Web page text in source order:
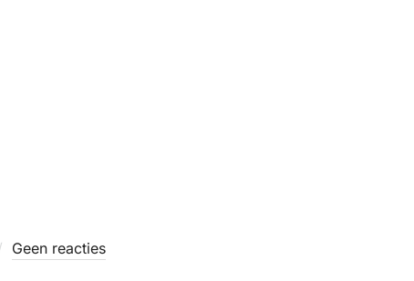
Geen reacties